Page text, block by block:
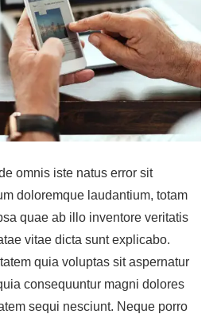
omnis iste natus error sit
doloremque laudantium, totam
quae ab illo inventore veritatis
vitae dicta sunt explicabo.
quia voluptas sit aspernatur
consequuntur magni dolores
sequi nesciunt. Neque porro